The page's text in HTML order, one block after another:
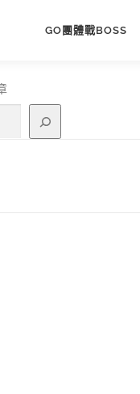
GO團體戰BOSS